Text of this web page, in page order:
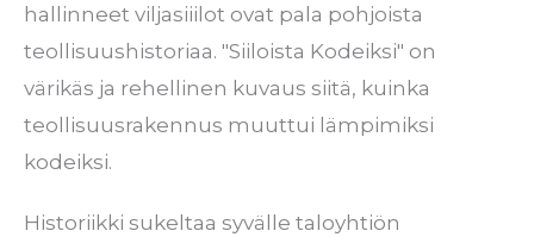
hallinneet viljasiiilot ovat pala pohjoista
teollisuushistoriaa. "Siiloista Kodeiksi" on
värikäs ja rehellinen kuvaus siitä, kuinka
teollisuusrakennus muuttui lämpimiksi
kodeiksi.
Historiikki sukeltaa syvälle taloyhtiön